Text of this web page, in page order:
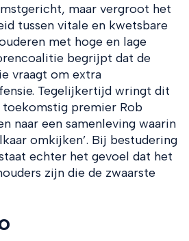
maar vergroot het
tussen vitale en kwetsbare
met hoge en lage
begrijpt dat de
vraagt om extra
Tegelijkertijd wringt dit
premier Rob
naar een samenleving waarin
omkijken’. Bij bestudering
echter het gevoel dat het
zijn die de zwaarste